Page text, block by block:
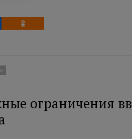
ограничения